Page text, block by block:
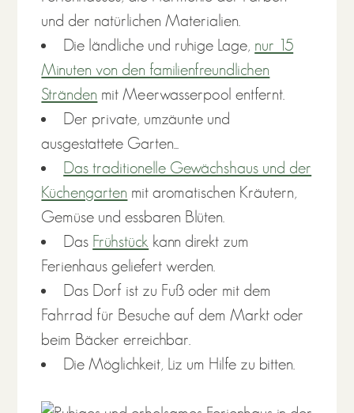
und der natürlichen Materialien.
Die ländliche und ruhige Lage, nur 15
Minuten von den familienfreundlichen
Stränden mit Meerwasserpool entfernt.
Der private, umzäunte und
ausgestattete Garten...
Das traditionelle Gewächshaus und der
Küchengarten mit aromatischen Kräutern,
Gemüse und essbaren Blüten.
Das Frühstück kann direkt zum
Ferienhaus geliefert werden.
Das Dorf ist zu Fuß oder mit dem
Fahrrad für Besuche auf dem Markt oder
beim Bäcker erreichbar.
Die Möglichkeit, Liz um Hilfe zu bitten.